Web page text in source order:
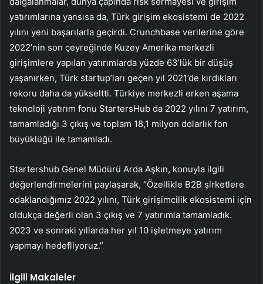
yatırımlarına yansısa da, Türk girişim ekosistemi de 2022
yılını yeni başarılarla geçirdi. Crunchbase verilerine göre
2022’nin son çeyreğinde Kuzey Amerika merkezli
girişimlere yapılan yatırımlarda yüzde 63’lük bir düşüş
yaşanırken, Türk startup’ları geçen yıl 2021’de kırdıkları
rekoru daha da yükseltti. Türkiye merkezli erken aşama
teknoloji yatırım fonu StartersHub da 2022 yılını 7 yatırım,
tamamladığı 3 çıkış ve toplam 18,1 milyon dolarlık fon
büyüklüğü ile tamamladı.
Startershub Genel Müdürü Arda Aşkın, konuyla ilgili
değerlendirmelerini paylaşarak, “Özellikle B2B şirketlere
odaklandığımız 2022 yılını, Türk girişimcilik ekosistemi için
oldukça değerli olan 3 çıkış ve 7 yatırımla tamamladık.
2023 ve sonraki yıllarda her yıl 10 işletmeye yatırım
yapmayı hedefliyoruz.”
İlgili Makaleler